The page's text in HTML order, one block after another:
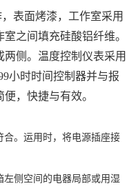
表面烤漆，工作室采用
之间填充硅酸铝纤维。
侧。温度控制仪表采用
小时时间控制器并与报
，快捷与有效。
合。运用时，将电源插座接
侧空间的电器局部或用湿